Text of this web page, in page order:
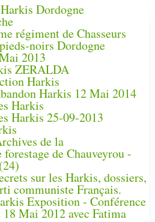
Dordogne
régiment de Chasseurs
noirs Dordogne
2013
ZERALDA
Harkis
Harkis 12 Mai 2014
Harkis
Harkis 25-09-2013
de la
de Chauveyrou -
sur les Harkis, dossiers,
communiste Français.
Exposition - Conférence
Mai 2012 avec Fatima